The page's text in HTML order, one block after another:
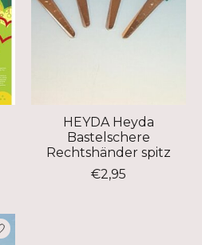
HEYDA Heyda
Bastelschere
Rechtshänder spitz
€2,95